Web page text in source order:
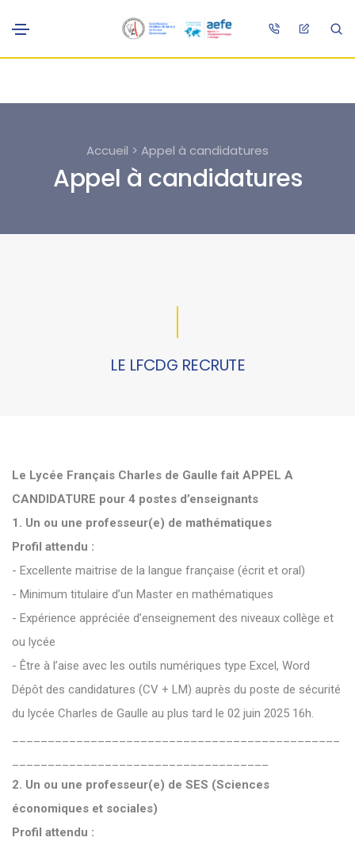
Accueil > Appel à candidatures
Appel à candidatures
LE LFCDG RECRUTE
Le Lycée Français Charles de Gaulle fait APPEL A
CANDIDATURE pour 4 postes d’enseignants
1. Un ou une professeur(e) de mathématiques
Profil attendu :
- Excellente maitrise de la langue française (écrit et oral)
- Minimum titulaire d’un Master en mathématiques
- Expérience appréciée d’enseignement des niveaux collège et
ou lycée
- Être à l’aise avec les outils numériques type Excel, Word
Dépôt des candidatures (CV + LM) auprès du poste de sécurité
du lycée Charles de Gaulle au plus tard le 02 juin 2025 16h.
2. Un ou une professeur(e) de SES (Sciences
économiques et sociales)
Profil attendu :